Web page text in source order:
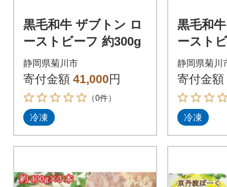
黒毛和牛 ザブトン ロ
ーストビーフ 約300g
静岡県菊川市
寄付金額 41,000円
（0件）
冷凍
黒毛和
ースト
静岡県菊川
寄付金額
冷凍